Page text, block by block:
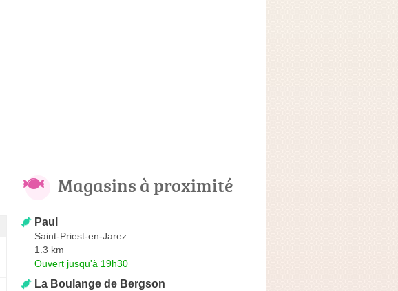
Magasins à proximité
Paul
Saint-Priest-en-Jarez
1.3 km
Ouvert jusqu'à 19h30
La Boulange de Bergson